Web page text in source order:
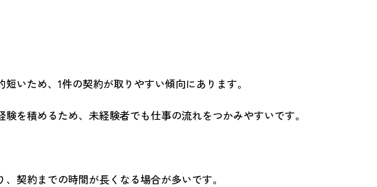
いため、1件の契約が取りやすい傾向にあります。
を積めるため、未経験者でも仕事の流れをつかみやすいです。
契約までの時間が長くなる場合が多いです。